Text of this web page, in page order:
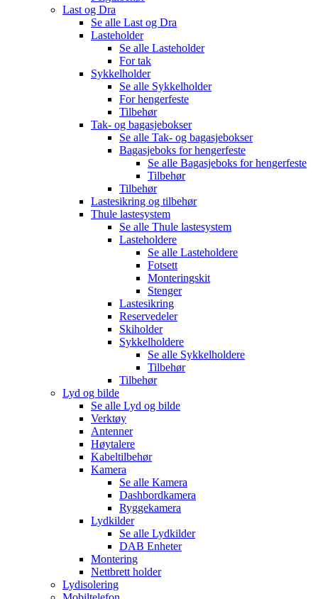
Last og Dra
Se alle Last og Dra
Lasteholder
Se alle Lasteholder
For tak
Sykkelholder
Se alle Sykkelholder
For hengerfeste
Tilbehør
Tak- og bagasjebokser
Se alle Tak- og bagasjebokser
Bagasjeboks for hengerfeste
Se alle Bagasjeboks for hengerfeste
Tilbehør
Tilbehør
Lastesikring og tilbehør
Thule lastesystem
Se alle Thule lastesystem
Lasteholdere
Se alle Lasteholdere
Fotsett
Monteringskit
Stenger
Lastesikring
Reservedeler
Skiholder
Sykkelholdere
Se alle Sykkelholdere
Tilbehør
Tilbehør
Lyd og bilde
Se alle Lyd og bilde
Verktøy
Antenner
Høytalere
Kabeltilbehør
Kamera
Se alle Kamera
Dashbordkamera
Ryggekamera
Lydkilder
Se alle Lydkilder
DAB Enheter
Montering
Nettbrett holder
Lydisolering